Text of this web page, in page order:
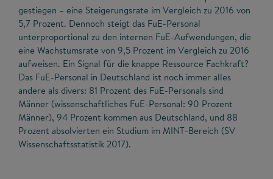
gestiegen – eine Steigerungsrate im Vergleich zu 2016 von
5,7 Prozent. Dennoch steigt das FuE-Personal
unterproportional zu den internen FuE-Aufwendungen, die
eine Wachstumsrate von 9,5 Prozent im Vergleich zu 2016
aufweisen. Ein Signal für die knappe Ressource Fachkraft?
Das FuE-Personal in Deutschland ist noch immer alles
andere als divers: 81 Prozent des FuE-Personals sind
Männer (wissenschaftliches FuE-Personal: 90 Prozent
Männer), 94 Prozent kommen aus Deutschland, und 88
Prozent absolvierten ein Studium im MINT-Bereich (SV
Wissenschaftsstatistik 2017).